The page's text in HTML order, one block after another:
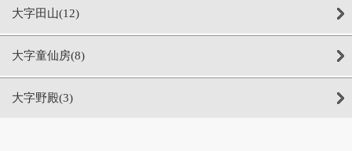
大字田山(12)
大字童仙房(8)
大字野殿(3)